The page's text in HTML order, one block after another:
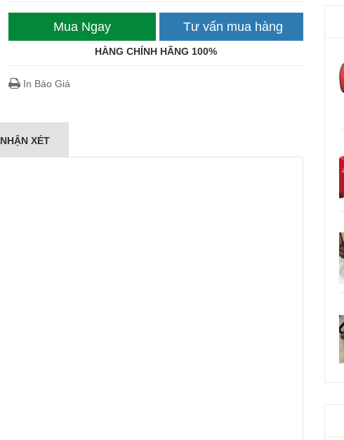
Mua Ngay Tư vấn mua hàng
HÀNG CHÍNH HÃNG 100%
In Báo Giá
NHẬN XÉT